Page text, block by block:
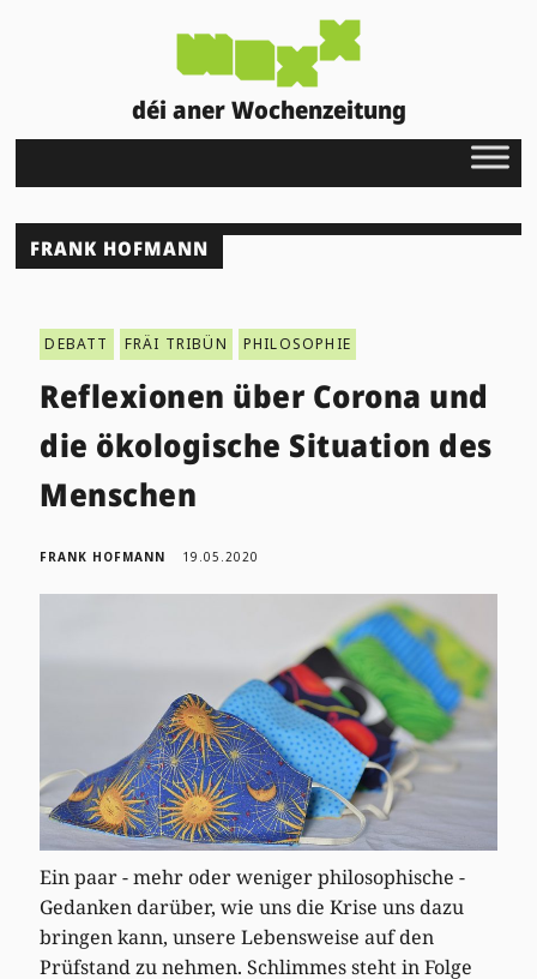
déi aner Wochenzeitung
FRANK HOFMANN
DEBATT FRÄI TRIBÜN PHILOSOPHIE
Reflexionen über Corona und
die ökologische Situation des
Menschen
FRANK HOFMANN 19.05.2020
Ein paar - mehr oder weniger philosophische -
Gedanken darüber, wie uns die Krise uns dazu
bringen kann, unsere Lebensweise auf den
Prüfstand zu nehmen. Schlimmes steht in Folge